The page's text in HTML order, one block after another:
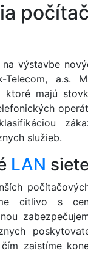
výstavbe
Telecom, a.s.
ktoré majú
služieb.
LAN
citlivo s
čím zaistíme